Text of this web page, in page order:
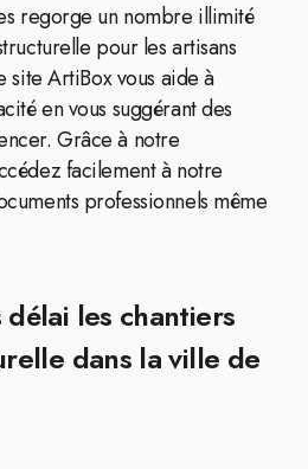
regorge un nombre illimité
pour les artisans
site ArtiBox vous aide à
en vous suggérant des
Grâce à notre
facilement à notre
professionnels même
les chantiers
dans la ville de